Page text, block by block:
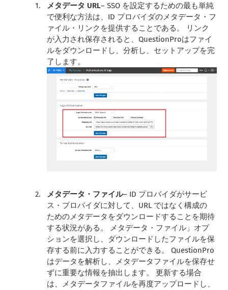
メタデータ URL– SSO を設定するための最も単純
で便利な方法は、ID プロバイダのメタデータ・フ
ァイル・リンクを提供することである。 リンク
が入力され保存されると、QuestionProはファイ
ルをダウンロードし、分析し、セットアップを完
了します。
メタデータ・ファイル– ID プロバイダがサービ
ス・プロバイダに対して、URL ではなく構成の
ためのメタデータをダウンロードすることを期待
する状況がある。 メタデータ・ファイル」オプ
ションを選択し、ダウンロードしたファイルを保
存する前に入力することができる。 QuestionPro
はデータを解析し、メタデータファイルを保存せ
ずに重要な情報を抽出します。 更新する場合
は、メタデータファイルを再度アップロードし、